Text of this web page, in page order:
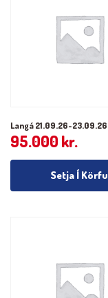
Langá 21.09.26-23.09.26
95.000 kr.
Setja Í Körfu